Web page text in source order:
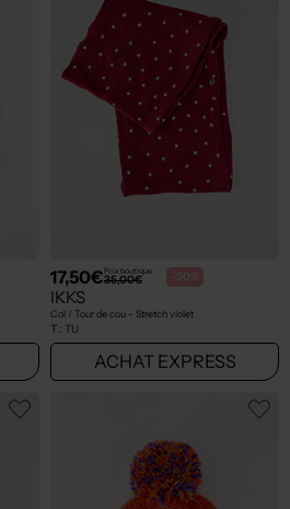
17,50€Prix boutique :
35,00€ -50%
IKKS
Col / Tour de cou - Stretch violet
T : TU
ACHAT EXPRESS